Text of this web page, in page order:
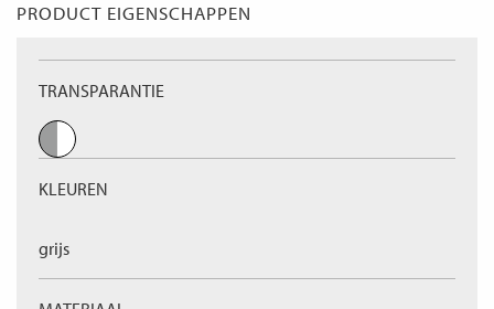
PRODUCT EIGENSCHAPPEN
TRANSPARANTIE
KLEUREN
grijs